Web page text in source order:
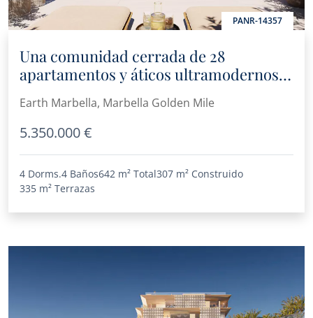
PANR-14357
Una comunidad cerrada de 28
apartamentos y áticos ultramodernos
en la Milla de Oro
Earth Marbella, Marbella Golden Mile
5.350.000 €
4 Dorms.4 Baños642 m² Total307 m² Construido
335 m² Terrazas